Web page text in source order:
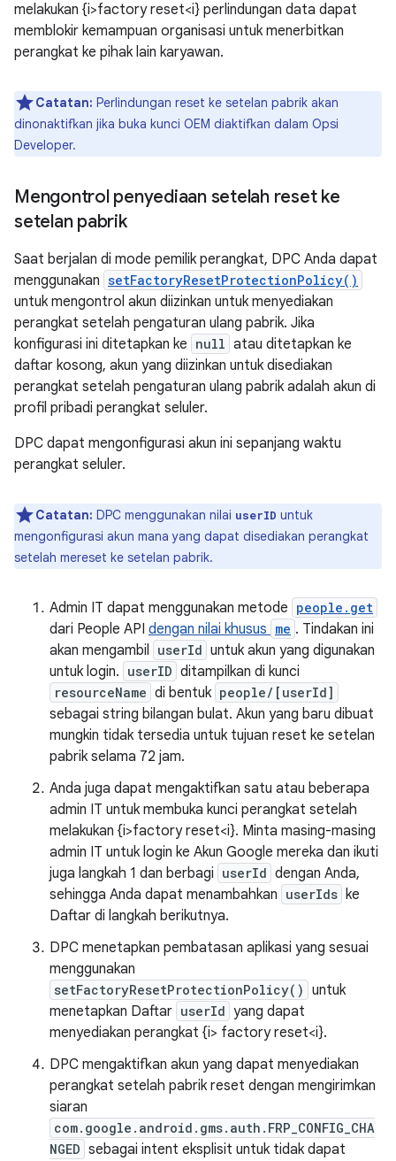
melakukan {i>factory reset<i} perlindungan data dapat
memblokir kemampuan organisasi untuk menerbitkan
perangkat ke pihak lain karyawan.
Catatan: Perlindungan reset ke setelan pabrik akan
dinonaktifkan jika buka kunci OEM diaktifkan dalam Opsi
Developer.
Mengontrol penyediaan setelah reset ke
setelan pabrik
Saat berjalan di mode pemilik perangkat, DPC Anda dapat
menggunakan setFactoryResetProtectionPolicy()
untuk mengontrol akun diizinkan untuk menyediakan
perangkat setelah pengaturan ulang pabrik. Jika
konfigurasi ini ditetapkan ke null atau ditetapkan ke
daftar kosong, akun yang diizinkan untuk disediakan
perangkat setelah pengaturan ulang pabrik adalah akun di
profil pribadi perangkat seluler.
DPC dapat mengonfigurasi akun ini sepanjang waktu
perangkat seluler.
Catatan: DPC menggunakan nilai userID untuk
mengonfigurasi akun mana yang dapat disediakan perangkat
setelah mereset ke setelan pabrik.
Admin IT dapat menggunakan metode people.get
dari People API dengan nilai khusus me . Tindakan ini
akan mengambil userId untuk akun yang digunakan
untuk login. userID ditampilkan di kunci
resourceName di bentuk people/[userId]
sebagai string bilangan bulat. Akun yang baru dibuat
mungkin tidak tersedia untuk tujuan reset ke setelan
pabrik selama 72 jam.
Anda juga dapat mengaktifkan satu atau beberapa
admin IT untuk membuka kunci perangkat setelah
melakukan {i>factory reset<i}. Minta masing-masing
admin IT untuk login ke Akun Google mereka dan ikuti
juga langkah 1 dan berbagi userId dengan Anda,
sehingga Anda dapat menambahkan userIds ke
Daftar di langkah berikutnya.
DPC menetapkan pembatasan aplikasi yang sesuai
menggunakan
setFactoryResetProtectionPolicy() untuk
menetapkan Daftar userId yang dapat
menyediakan perangkat {i> factory reset<i}.
DPC mengaktifkan akun yang dapat menyediakan
perangkat setelah pabrik reset dengan mengirimkan
siaran
com.google.android.gms.auth.FRP_CONFIG_CHA
NGED sebagai intent eksplisit untuk tidak dapat